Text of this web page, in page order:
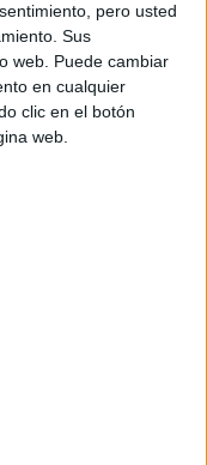
pero usted
Sus
web. Puede cambiar
en cualquier
clic en el botón
web.
confirma
.